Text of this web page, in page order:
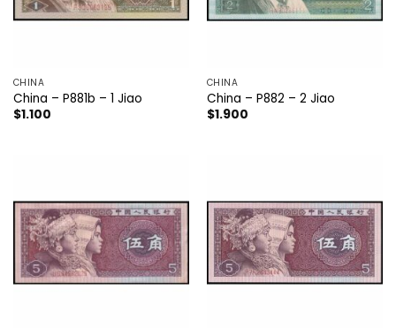
CHINA
China – P881b – 1 Jiao
$1.100
CHINA
China – P882 – 2 Jiao
$1.900